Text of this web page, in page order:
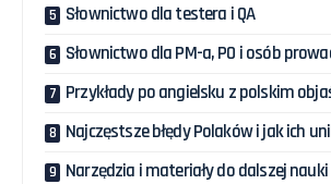
Słownictwo dla testera i QA
Słownictwo dla PM-a, PO i osób
Przykłady po angielsku z polskim
Najczęstsze błędy Polaków i jak ich
Narzędzia i materiały do dalszej nauki